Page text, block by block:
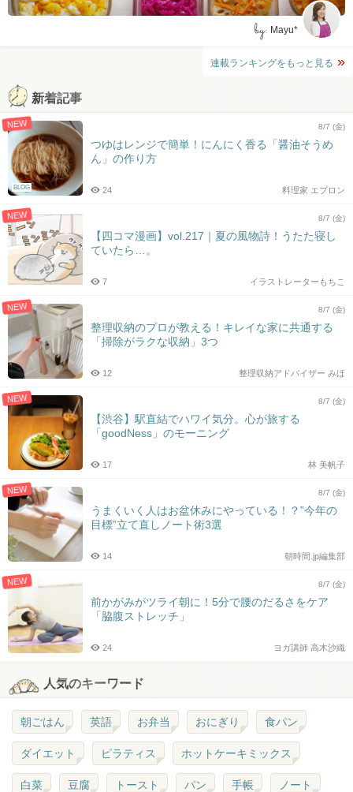
by: Mayu*
連載ランキングをもっと見る
新着記事
NEW
BLOG
8/7 (金)
つゆはレンジで簡単！にんにく香る「醤油そうめ
ん」の作り方
料理家 エプロン
24
NEW 8/7 (金)
【四コマ漫画】vol.217｜夏の風物詩！うたた寝し
ていたら…。
イラストレーターもちこ
7
NEW 8/7 (金)
整理収納のプロが教える！キレイな家に共通する
「掃除がラクな収納」3つ
整理収納アドバイザー みほ
12
NEW 8/7 (金)
【渋谷】駅直結でハワイ気分。心が旅する
「goodNess」のモーニング
林 美帆子
17
NEW 8/7 (金)
うまくいく人はお盆休みにやっている！？”今年の
目標”立て直しノート術3選
朝時間.jp編集部
14
NEW 8/7 (金)
前かがみがツライ朝に！5分で腰のだるさをケア
「脇腹ストレッチ」
ヨガ講師 高木沙織
24
人気のキーワード
朝ごはん 英語 お弁当 おにぎり 食パン
ダイエット ピラティス ホットケーキミックス
白菜 豆腐 トースト パン 手帳 ノート